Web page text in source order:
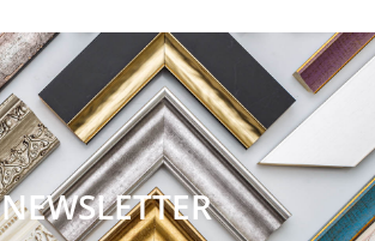
NEWSLETTER